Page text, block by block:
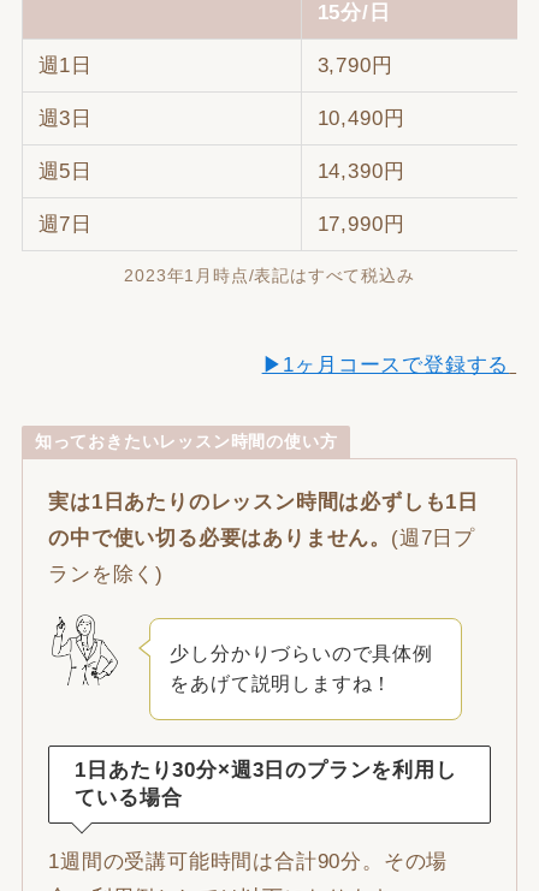
15分/日
週1日 3,790円
週3日 10,490円
週5日 14,390円
週7日 17,990円
2023年1月時点/表記はすべて税込み
▶1ヶ月コースで登録する
知っておきたいレッスン時間の使い方
実は1日あたりのレッスン時間は必ずしも1日
の中で使い切る必要はありません。 (週7日プ
ランを除く)
少し分かりづらいので具体例
をあげて説明しますね！
1日あたり30分×週3日のプランを利用し
ている場合
1週間の受講可能時間は合計90分。その場